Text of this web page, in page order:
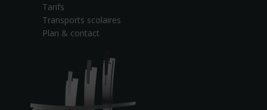
Tarifs
Transports scolaires
Plan & contact